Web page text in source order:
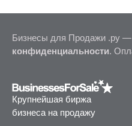
Бизнесы для Продажи .ру —
конфиденциальности.
Крупнейшая биржа
бизнеса на продажу